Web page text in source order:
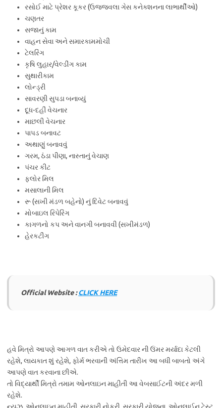
રસોઈ માટે પ્રેશર કૂકર (ઉજ્જવલા ગેસ કનેક્શનના લાભાર્થીઓ)
ચણતર
સજાનું કામ
વાહન સેવા અને સમારકામમોચી
ટેલરિંગ
કૃષિ લુહાર/વેલ્ડીંગ કામ
સુથારીકામ
લોન્ડ્રી
સાવરણી સુપડા બનાવ્યું
દૂધ-દહીં વેચનાર
માછલી વેચનાર
પાપડ બનાવટ
અથાણું બનાવવું
ગરમ, ઠંડા પીણા, નાસ્તાનું વેચાણ
પંચર કીટ
ફ્લોર મિલ
મસાલાની મિલ
રૂ (સખી મંડળ બહેનો) નું દિવેટ બનાવવું
મોબાઇલ રિપેરિંગ
કાગળનો કપ અને વાનગી બનાવવી (સખીમંડળ)
હેરકટીંગ
Official Website : CLICK HERE
હવે મિત્રો આપણે આગળ વાત કરીએ તો ઉમેદવાર ની ઉંમર મર્યાદા કેટલી
રહેશે, લાયકાત શું રહેશે, ફોર્મ ભરવાની અંત્તિમ તારીખ આ બધી બાબતો અંગે
આપણે વાત કરવાના છીએ.
તો વિદ્યાર્થી મિત્રો તમામ ઓનલાઇન માહીતી આ વેબસાઈટની અંદર મળી
રહેશે.